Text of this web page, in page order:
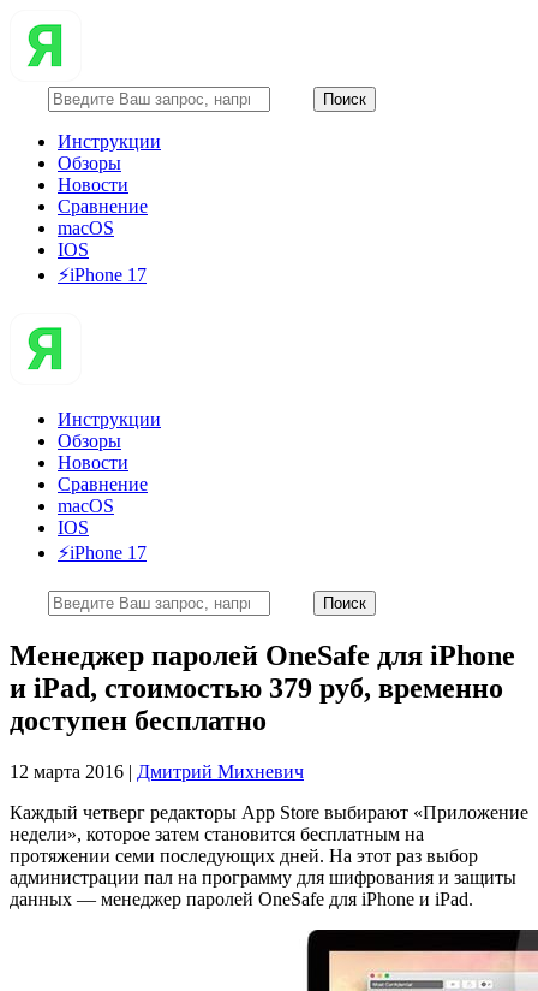
Инструкции
Обзоры
Новости
Сравнение
macOS
IOS
⚡️iPhone 17
Инструкции
Обзоры
Новости
Сравнение
macOS
IOS
⚡️iPhone 17
Менеджер паролей OneSafe для iPhone
и iPad, стоимостью 379 руб, временно
доступен бесплатно
12 марта 2016 | Дмитрий Михневич
Каждый четверг редакторы App Store выбирают «Приложение
недели», которое затем становится бесплатным на
протяжении семи последующих дней. На этот раз выбор
администрации пал на программу для шифрования и защиты
данных — менеджер паролей OneSafe для iPhone и iPad.